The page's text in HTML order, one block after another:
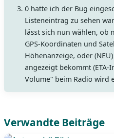
0 hatte ich der Bug
Listeneintrag zu sehen
lässt sich nun wählen, ob
GPS-Koordinaten und
Höhenanzeige, oder
angezeigt bekommt (ETA-
Volume" beim Radio wird
Verwandte Beiträge